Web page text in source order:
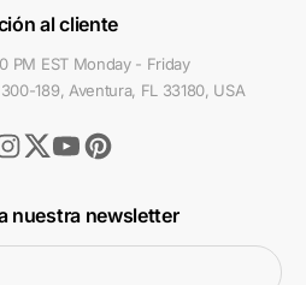
al cliente
PM EST Monday - Friday
189, Aventura, FL 33180, USA
TwitterYoutubePinterest
nuestra newsletter